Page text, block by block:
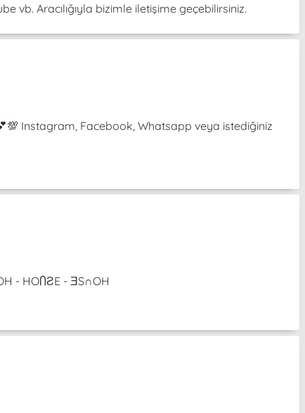
vb. Aracılığıyla bizimle iletişime geçebilirsiniz.
Instagram, Facebook, Whatsapp veya istediğiniz
- HOႶƧE - ƎS∩OH